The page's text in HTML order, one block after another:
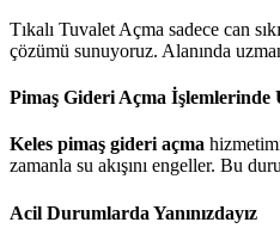
Tıkalı Tuvalet Açma sadece can
çözümü sunuyoruz. Alanında
Pimaş Gideri Açma İşlemlerinde
Keles pimaş gideri açma
zamanla su akışını engeller. Bu
Acil Durumlarda Yanınızdayız